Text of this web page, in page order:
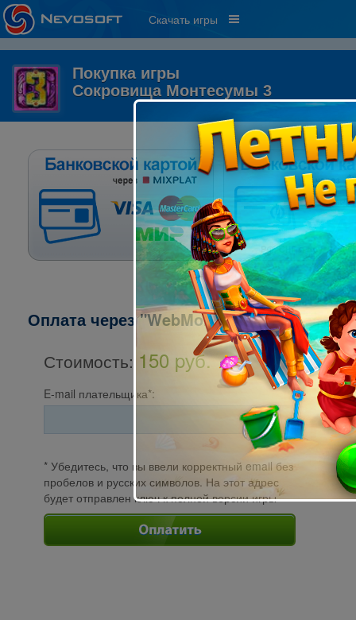
Скачать игры
Покупка игры
Сокровища Монтесумы 3
Оплата через "WebMoney":
Стоимость: 150 pуб.
E-mail плательщика*:
* Убедитесь, что вы ввели корректный email без
пробелов и русских символов. На этот адрес
будет отправлен ключ к полной версии игры